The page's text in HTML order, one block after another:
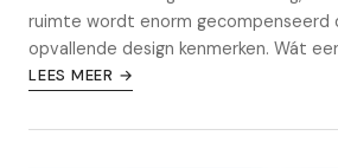
ruimte wordt enorm gecompenseerd
opvallende design kenmerken. Wát
LEES MEER →